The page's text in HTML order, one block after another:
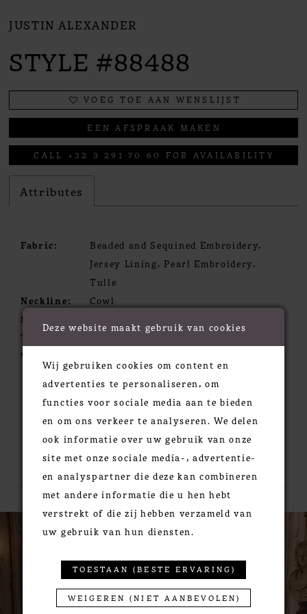
JUSTIN ALEXANDER
STYLE #88488
VOEG TOE AAN WENSLIJST
EEN AFSPRAAK MAKEN
CALL +32 3 291 70 60 FOR AVAILABILITY
Attributes
Fabric:
Beaded and Sequined Embroidery,
Jersey Lining, Pearl Embroidery,
Tulle
Neckline:
Cowl
Silhouette:
Train:
Waistline:
RELATED PRODUCTS
Products
Carousel
end
PAUSE AUTOPLAY
PREVIOUS SLIDE
NEXT SLIDE
Deze website maakt gebruik van cookies
Wij gebruiken cookies om content en
advertenties te personaliseren, om
functies voor sociale media aan te bieden
en om ons verkeer te analyseren. We delen
ook informatie over uw gebruik van onze
site met onze sociale media-, advertentie-
en analyspartner die deze kan combineren
met andere informatie die u hen hebt
verstrekt of die zij hebben verzameld van
uw gebruik van hun diensten.
TOESTAAN (BESTE ERVARING)
WEIGEREN (NIET AANBEVOLEN)